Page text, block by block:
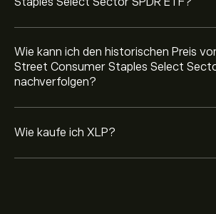
Wie kann ich den historischen Preis
Street Consumer Staples Select
nachverfolgen?
Wie kaufe ich XLP?